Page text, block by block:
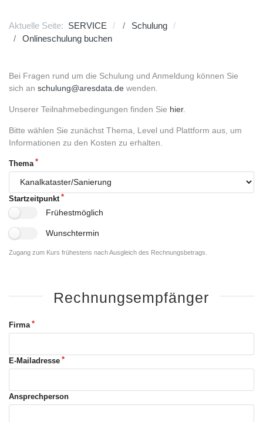
Aktuelle Seite: SERVICE
Schulung
Onlineschulung buchen
Bei Fragen rund um die Schulung und Anmeldung können Sie
sich an schulung@aresdata.de wenden.
Unserer Teilnahmebedingungen finden Sie hier.
Bitte wählen Sie zunächst Thema, Level und Plattform aus, um
Informationen zu den Kosten zu erhalten.
Thema
Startzeitpunkt
Frühestmöglich
Wunschtermin
Zugang zum Kurs frühestens nach Ausgleich des Rechnungsbetrags.
Rechnungsempfänger
Firma
E-Mailadresse
Ansprechperson